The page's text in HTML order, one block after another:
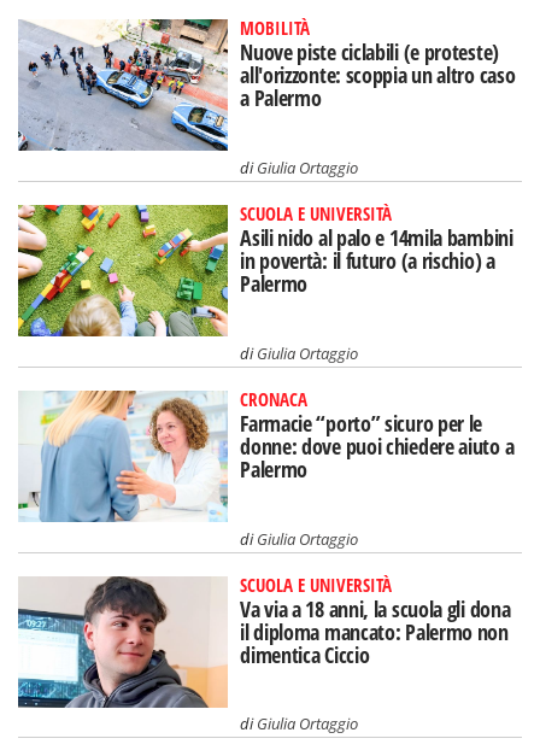
MOBILITÀ
Nuove piste ciclabili (e proteste)
all'orizzonte: scoppia un altro caso
a Palermo
diGiulia Ortaggio
SCUOLA E UNIVERSITÀ
Asili nido al palo e 14mila bambini
in povertà: il futuro (a rischio) a
Palermo
diGiulia Ortaggio
CRONACA
Farmacie “porto” sicuro per le
donne: dove puoi chiedere aiuto a
Palermo
diGiulia Ortaggio
SCUOLA E UNIVERSITÀ
Va via a 18 anni, la scuola gli dona
il diploma mancato: Palermo non
dimentica Ciccio
diGiulia Ortaggio